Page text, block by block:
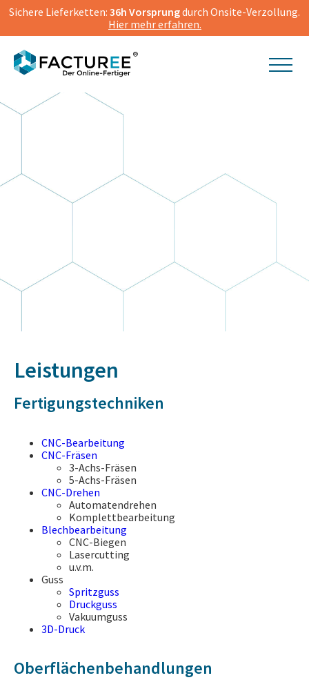
Sichere Lieferketten: 36h Vorsprungdurch Onsite-Verzollung.
Hier mehr erfahren.
Leistungen
Fertigungstechniken
CNC-Bearbeitung
CNC-Fräsen
3-Achs-Fräsen
5-Achs-Fräsen
CNC-Drehen
Automatendrehen
Komplettbearbeitung
Blechbearbeitung
CNC-Biegen
Lasercutting
u.v.m.
Guss
Spritzguss
Druckguss
Vakuumguss
3D-Druck
Oberflächenbehandlungen